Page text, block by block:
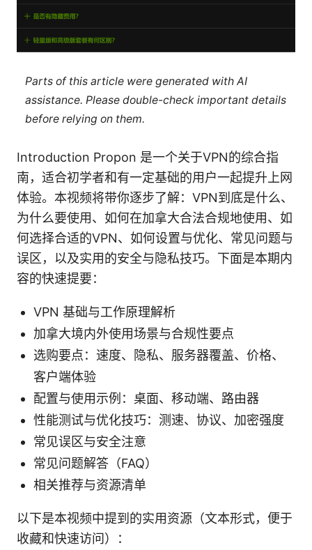
Parts of this article were generated with AI
assistance. Please double-check important details
before relying on them.
Introduction Propon 是一个关于VPN的综合指
南，适合初学者和有一定基础的用户一起提升上网
体验。本视频将带你逐步了解：VPN到底是什么、
为什么要使用、如何在加拿大合法合规地使用、如
何选择合适的VPN、如何设置与优化、常见问题与
误区，以及实用的安全与隐私技巧。下面是本期内
容的快速提要：
VPN 基础与工作原理解析
加拿大境内外使用场景与合规性要点
选购要点：速度、隐私、服务器覆盖、价格、
客户端体验
配置与使用示例：桌面、移动端、路由器
性能测试与优化技巧：测速、协议、加密强度
常见误区与安全注意
常见问题解答（FAQ）
相关推荐与资源清单
以下是本视频中提到的实用资源（文本形式，便于
收藏和快速访问）：